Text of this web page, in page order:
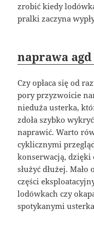
zrobić kiedy
pralki zaczyna
naprawa
Czy opłaca się od
pory przyzwoicie
nieduża usterka,
zdoła szybko
naprawić. Warto
cyklicznymi
konserwacją, dzięki
służyć dłużej.
części
lodówkach czy
spotykanymi